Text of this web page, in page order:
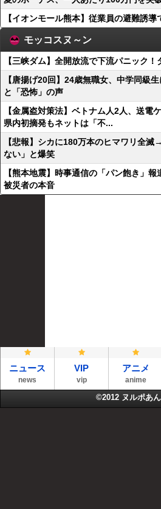
【イオンモール熊本】従業員の避難誘
モッコスヌ～ン
【三峡ダム】全開放流で下流パニック！
【唐揚げ20回】24歳無職女、中学同級
と「恐怖」の声
【金属盗対策法】ベトナム人2人、送電
県内初摘発もネットは「不...
【悲報】シカに180万本のヒマワリ全
ない」と爆笑
【熊本地震】時事通信の「パン飽き」
被災者の本音
ニュース
news
VIP
vip
アニメ
anime
©2012 ヌルポあ